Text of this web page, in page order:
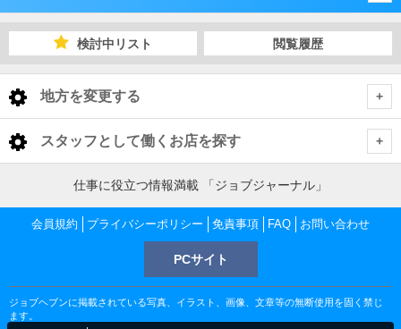
神奈川県
横浜市 デリヘル送迎ドライバー
関内・曙町・福富町 デリヘル送迎ドライバー
桜木町・日ノ出町 デリヘル送迎ドライバー
川崎市
川崎市 デリヘル送迎ドライバー
川崎駅・堀之内・南町 デリヘル送迎ドライバー
町田・相模原・厚木 デリヘル送迎ドライバー
湘南・三浦半島
検討中リスト 閲覧履歴
地方を変更する
< 全国トップ
北海道 男性高収入
東北 男性高収入
南関東 男性高収入
甲信越 男性高収入
北関東 男性高収入
スタッフとして働くお店を探す
東京都
東京 男性高収入
新宿 男性高収入
渋谷 男性高収入
神奈川県
関内 男性高収入
茨城県
仕事に役立つ情報満載 「ジョブジャーナル」
会員規約 プライバシーポリシー 免責事項 FAQ お問い合わせ
PCサイト
ジョブヘブンに掲載されている写真、イラスト、画像、文章等の無断使用を固く禁じ
ます。